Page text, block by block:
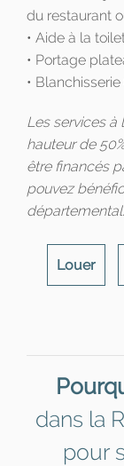
du restaurant
• Aide à la
• Portage
• Blanchisserie
Les services à
hauteur de
être financés
pouvez
Louer
dans la
pour